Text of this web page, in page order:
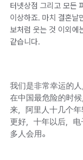
터넷상점 그리고 모든
이상하죠. 마치 결혼날
보처럼 웃는 것 이외에
같습니다.
我们是非常幸运的
在中国最危险的时
来，阿里人十几个
更好，十年以后，
多人会用。